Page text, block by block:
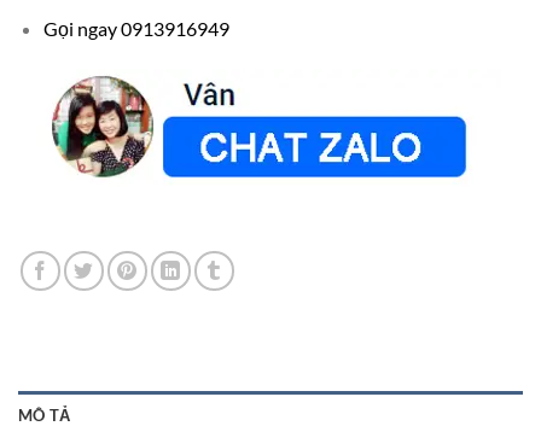
Gọi ngay 0913916949
MÔ TẢ